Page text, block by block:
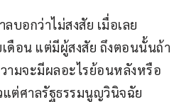
บอกว่าไม่สงสัย เมื่อเลย
ดือน แต่มีผู้สงสัย ถึงตอนนั้นถ้า
ามจะมีผลอะไรย้อนหลังหรือ
ต่ศาลรัฐธรรมนูญวินิจฉัย